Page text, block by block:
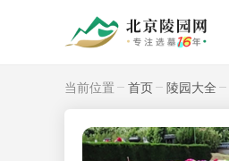
当前位置 首页 陵园大全